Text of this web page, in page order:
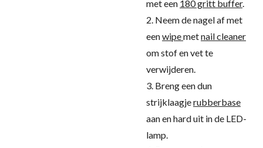
met een 180 gritt buffer.
2. Neem de nagel af met
eenwipemetnail cleaner
om stof en vet te
verwijderen.
3. Breng een dun
strijklaagjerubberbase
aan en hard uit in de LED-
lamp.